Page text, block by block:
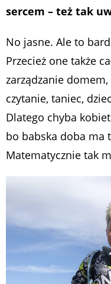
sercem – też tak
No jasne. Ale to
Przecież one także
zarządzanie
czytanie, taniec,
Dlatego chyba
bo babska doba ma
Matematycznie tak